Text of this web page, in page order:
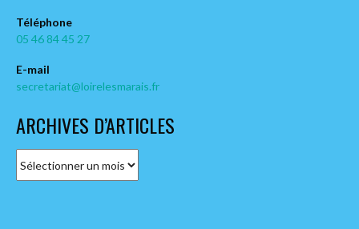
Téléphone
05 46 84 45 27
E-mail
secretariat@loirelesmarais.fr
ARCHIVES D’ARTICLES